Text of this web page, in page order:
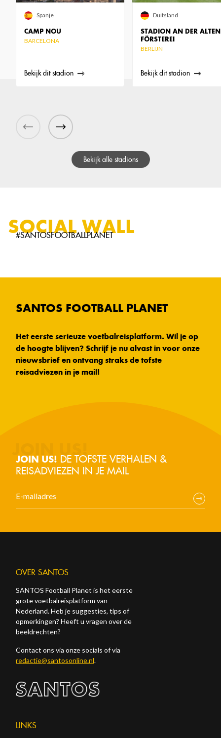
CAMP NOU
BARCELONA
Spanje
Bekijk dit stadion
STADION AN DER ALTEN
FÖRSTEREI
BERLIJN
Duitsland
Bekijk dit stadion
Bekijk alle stadions
SOCIAL WALL
SANTOS FOOTBALL PLANET
Het eerste serieuze voetbalreisplatform. Wil je op
de hoogte blijven? Schrijf je nu alvast in voor onze
nieuwsbrief en ontvang straks de tofste
reisadviezen in je mail!
JOIN US! DE TOFSTE VERHALEN &
REISADVIEZEN IN JE MAIL
OVER SANTOS
SANTOS Football Planet is het eerste
grote voetbalreisplatform van
Nederland. Heb je suggesties, tips of
opmerkingen? Heeft u vragen over de
beeldrechten?
Contact ons via onze socials of via
redactie@santosonline.nl.
LINKS